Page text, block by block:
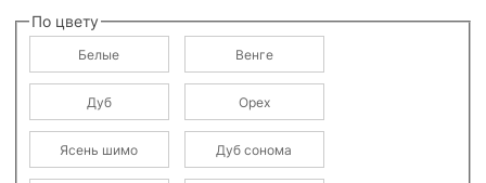
По цвету
Белые Венге
Дуб Орех
Ясень шимо Дуб сонома